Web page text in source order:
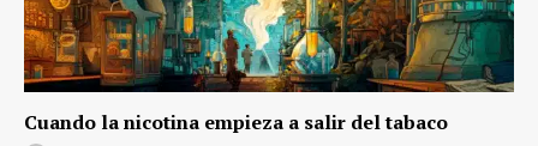
Cuando la nicotina empieza a salir del tabaco